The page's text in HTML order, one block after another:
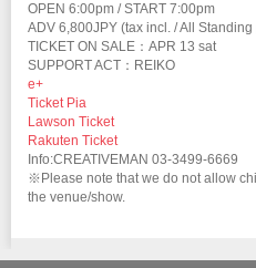
OPEN 6:00pm / START 7:00pm
ADV 6,800JPY (tax incl. / All
TICKET ON SALE：APR 13 sat
SUPPORT ACT：REIKO
e+
Ticket Pia
Lawson Ticket
Rakuten Ticket
Info:CREATIVEMAN 03-3499-6669
※Please note that we do not allow
the venue/show.